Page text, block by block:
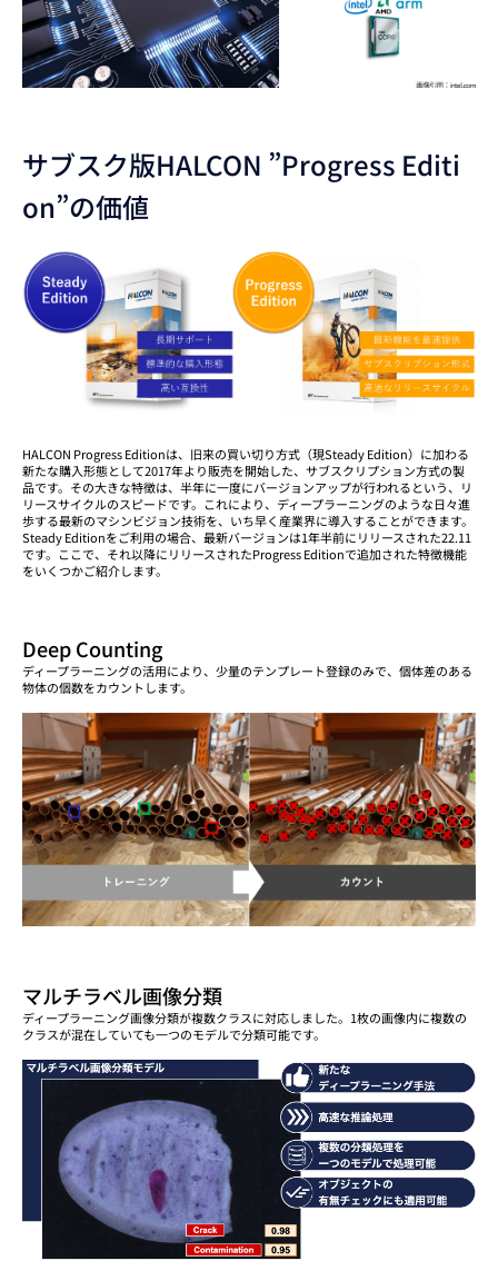
サブスク版HALCON ”Progress Editi
on”の価値
HALCON Progress Editionは、旧来の買い切り方式（現Steady Edition）に加わる
新たな購入形態として2017年より販売を開始した、サブスクリプション方式の製
品です。その大きな特徴は、半年に一度にバージョンアップが行われるという、リ
リースサイクルのスピードです。これにより、ディープラーニングのような日々進
歩する最新のマシンビジョン技術を、いち早く産業界に導入することができます。
Steady Editionをご利用の場合、最新バージョンは1年半前にリリースされた22.11
です。ここで、それ以降にリリースされたProgress Editionで追加された特徴機能
をいくつかご紹介します。
Deep Counting
ディープラーニングの活用により、少量のテンプレート登録のみで、個体差のある
物体の個数をカウントします。
マルチラベル画像分類
ディープラーニング画像分類が複数クラスに対応しました。1枚の画像内に複数の
クラスが混在していても一つのモデルで分類可能です。